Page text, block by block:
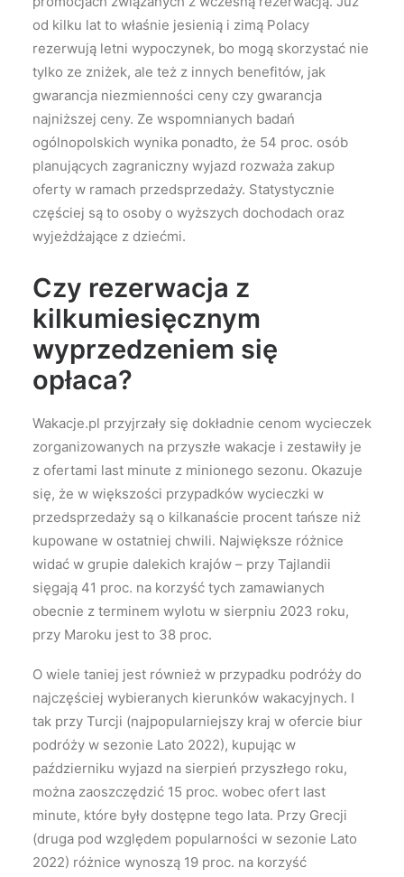
od kilku lat to właśnie jesienią i zimą Polacy
rezerwują letni wypoczynek, bo mogą skorzystać nie
tylko ze zniżek, ale też z innych benefitów, jak
gwarancja niezmienności ceny czy gwarancja
najniższej ceny. Ze wspomnianych badań
ogólnopolskich wynika ponadto, że 54 proc. osób
planujących zagraniczny wyjazd rozważa zakup
oferty w ramach przedsprzedaży. Statystycznie
częściej są to osoby o wyższych dochodach oraz
wyjeżdżające z dziećmi.
Czy rezerwacja z
kilkumiesięcznym
wyprzedzeniem się
opłaca?
Wakacje.pl przyjrzały się dokładnie cenom wycieczek
zorganizowanych na przyszłe wakacje i zestawiły je
z ofertami last minute z minionego sezonu. Okazuje
się, że w większości przypadków wycieczki w
przedsprzedaży są o kilkanaście procent tańsze niż
kupowane w ostatniej chwili. Największe różnice
widać w grupie dalekich krajów – przy Tajlandii
sięgają 41 proc. na korzyść tych zamawianych
obecnie z terminem wylotu w sierpniu 2023 roku,
przy Maroku jest to 38 proc.
O wiele taniej jest również w przypadku podróży do
najczęściej wybieranych kierunków wakacyjnych. I
tak przy Turcji (najpopularniejszy kraj w ofercie biur
podróży w sezonie Lato 2022), kupując w
październiku wyjazd na sierpień przyszłego roku,
można zaoszczędzić 15 proc. wobec ofert last
minute, które były dostępne tego lata. Przy Grecji
(druga pod względem popularności w sezonie Lato
2022) różnice wynoszą 19 proc. na korzyść